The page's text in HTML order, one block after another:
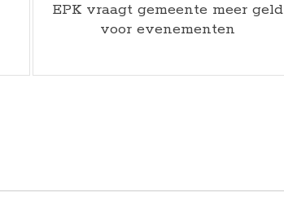
EPK vraagt gemeente meer geld
voor evenementen